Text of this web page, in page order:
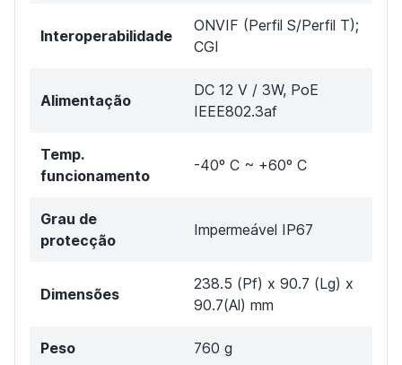
Interoperabilidade
ONVIF (Perfil S/Perfil T);
CGI
Alimentação
DC 12 V / 3W, PoE
IEEE802.3af
Temp.
funcionamento
-40º C ~ +60º C
Grau de
protecção
Impermeável IP67
Dimensões
238.5 (Pf) x 90.7 (Lg) x
90.7(Al) mm
Peso 760 g